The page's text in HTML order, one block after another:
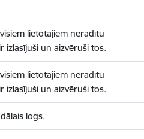
lietotājiem nerādītu
izlasījuši un aizvēruši tos.
lietotājiem nerādītu
izlasījuši un aizvēruši tos.
logs.